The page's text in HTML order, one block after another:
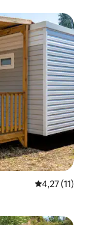
Gemiddelde
4,27 (11)